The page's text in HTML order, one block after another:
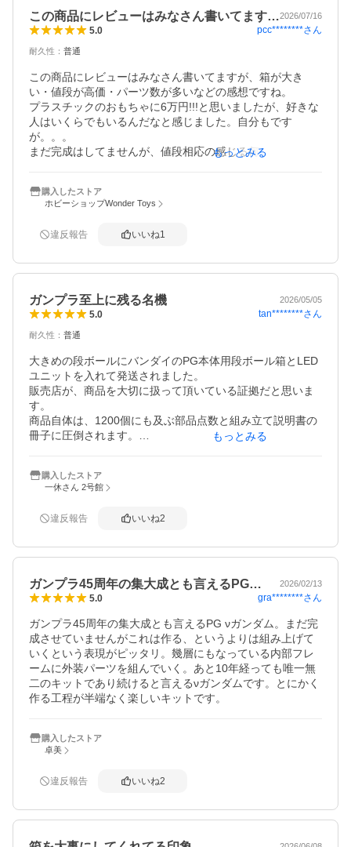
この商品にレビューはみなさん書いてます…2026/07/16
5.0 pcc********さん
耐久性 ： 普通
この商品にレビューはみなさん書いてますが、箱が大き
い・値段が高価・パーツ数が多いなどの感想ですね。
プラスチックのおもちゃに6万円!!!と思いましたが、好きな
人はいくらでもいるんだなと感じました。自分もです
が。。。
まだ完成はしてませんが、値段相応の感じる何かが得られ
かでは置場所に困るかもしれません。
もっとみる
購入したストア
ホビーショップWonder Toys
違反報告 いいね1
ガンプラ至上に残る名機 2026/05/05
5.0 tan********さん
耐久性 ： 普通
大きめの段ボールにバンダイのPG本体用段ボール箱とLED
ユニットを入れて発送されました。
販売店が、商品を大切に扱って頂いている証拠だと思いま
す。
商品自体は、1200個にも及ぶ部品点数と組み立て説明書の
冊子に圧倒されます。
まだ完成していませんが、完成後のスケールも圧巻になる
と予想でき、
もっとみる
購入したストア
一休さん 2号館
違反報告 いいね2
ガンプラ45周年の集大成とも言えるPG… 2026/02/13
5.0 gra********さん
ガンプラ45周年の集大成とも言えるPG νガンダム。まだ完
成させていませんがこれは作る、というよりは組み上げて
いくという表現がピッタリ。幾層にもなっている内部フレ
ームに外装パーツを組んでいく。あと10年経っても唯一無
二のキットであり続けると言えるνガンダムです。とにかく
作る工程が半端なく楽しいキットです。
購入したストア
卓美
違反報告 いいね2